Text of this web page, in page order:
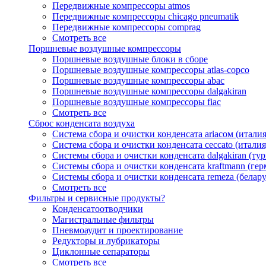
Передвижные компрессоры atmos
Передвижные компрессоры chicago pneumatik
Передвижные компрессоры comprag
Смотреть все
Поршневые воздушные компрессоры
Поршневые воздушные блоки в сборе
Поршневые воздушные компрессоры atlas-copco
Поршневые воздушные компрессоры abac
Поршневые воздушные компрессоры dalgakiran
Поршневые воздушные компрессоры fiac
Смотреть все
Сброс конденсата воздуха
Система сбора и очистки конденсата ariacом
Система сбора и очистки конденсата ceccato
Системы сбора и очистки конденсата dalgakiran
Системы сбора и очистки конденсата kraftmann
Системы сбора и очистки конденсата remeza
Смотреть все
Фильтры и сервисные продукты?
Конденсатоотводчики
Магистральные фильтры
Пневмоаудит и проектирование
Редукторы и лубрикаторы
Циклонные сепараторы
Смотреть все